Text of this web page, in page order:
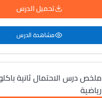
تحميل الدرس
مشاهدة الدرس
ملخص درس الاحتمال ثانية
رياضية